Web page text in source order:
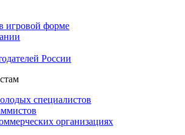
игровой форме
России
специалистов
организациях